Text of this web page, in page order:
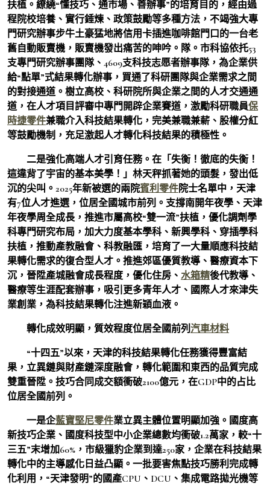
扶植。繚繞“懂技巧、通市場、善辦事”的培育目的，經由過
程院校培養、實行錘煉、政策鼓勵等多種方法，不竭強大專
門研究辦事步牛土豪猛地將信用卡插進咖啡館門口的一台老
舊自動販賣機，販賣機發出痛苦的呻吟。隊。市科協依托53
支專門研究辦事團隊、4609支科技志愿者辦事隊，為企業供
給“點單”式結果轉化辦事，買通了科研團隊與企業需求之間
的對接通道。樹立高校、科研院所與企業之間的人才交通通
道，在人才項目評審中專門開辟企業賽道，激勵科研職員保
時捷零件兼職介入科技結果轉化，完美兼職兼薪、股權分紅
等鼓勵機制，充足激起人才轉化科技結果的積極性。
二是強化高端人才引育任務。在「失衡！徹底的失衡！
這違背了宇宙的基本美學！」林天秤抓著她的頭髮，發出低
沉的尖叫。2025年新被選的兩院賓利零件院士名單中，天津
有7位人才進選，位居全國城市前列。支撐南開年夜學、天津
年夜學周全成長，推進市屬高校“雙一流”扶植，優化調劑學
科專門研究布局，加大力度基本學科、新興學科、穿插學科
扶植，推動產教融會、科教融匯，培育了一大量順應科技結
果轉化需求的復合型人才。推進郊區優質教導、醫療資本下
沉，晉陞產城融會成長程度，優化住房、 水箱精後代教導、
醫療等生涯配套辦事，吸引更多青年人才、國際人才來津失
業創業，為科技結果轉化注進新穎血液。
轉化成效明顯，質效程度位居全國前列 汽車材料
“十四五”以來，天津的科技結果轉化任務獲得豐富結
果，立異鏈與財產鏈深度融會，轉化範圍和東西的品質完成
雙重晉陞。技巧合同成交額衝破2100億元，在GDP中的占比
位居全國前列。
一是企藍寶堅尼零件業立異主體位置明顯加強。國度高
新技巧企業、國度科技型中小企業總數均衝破1.2萬家，較“十
三五”末增加60%，市級獵豹企業到達250家，企業在科技結果
轉化中的主導感化日益凸顯。一批要害焦點技巧勝利完成轉
化利用，“天津發明”的國產CPU、DCU、集成電路拋光機等